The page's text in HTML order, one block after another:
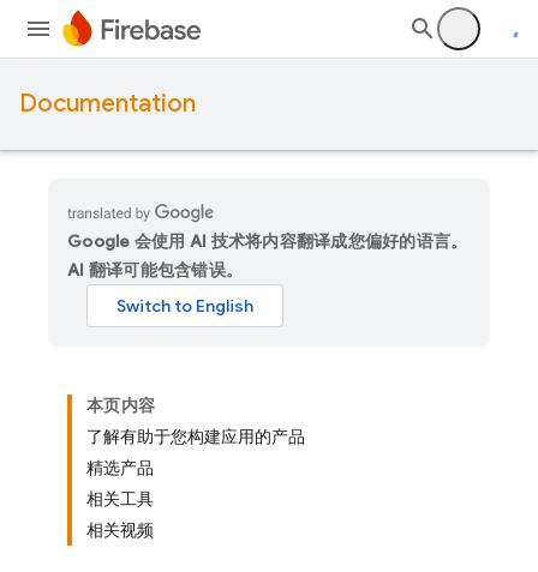
Documentation
Google 会使用 AI 技术将内容翻译成您偏好的语言。
AI 翻译可能包含错误。
本页内容
了解有助于您构建应用的产品
精选产品
相关工具
相关视频